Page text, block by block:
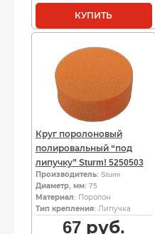
КУПИТЬ
Круг поролоновый
полировальный “под
липучку” Sturm! 5250503
Производитель: Sturm
Диаметр, мм: 75
Материал: Поролон
Тип крепления: Липучка
67руб.